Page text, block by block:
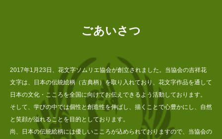
ごあいさつ
2017年1月23日、花文字ソムリエ協会が創立されました。当協会の吉祥花
文字は、日本の伝統絵柄（古典柄）を取り入れており、花文字作品を通して
日本の文化・こころを全国に向けてお伝えできるよう活動しております。
そして、学びの中では個性と創造性を伸ばし、描くことで心豊かにし、自然
と笑顔が溢れることを目的としております。
尚、日本の伝統絵柄には優しいこころが込められておりますので、当協会の